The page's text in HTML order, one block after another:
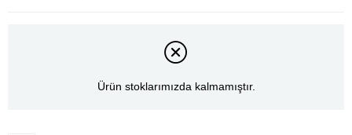
Ürün stoklarımızda kalmamıştır.